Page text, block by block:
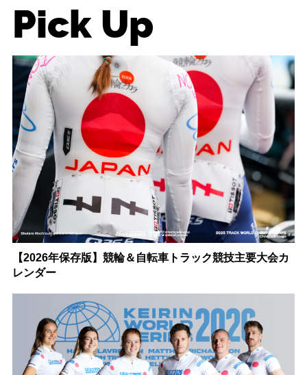
Pick Up
【2026年保存版】競輪＆自転車トラック競技主要大会カ
レンダー